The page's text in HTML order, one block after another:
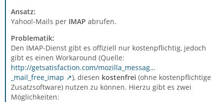
Ansatz:
Yahoo!-Mails per IMAP abrufen.
Problematik:
Den IMAP-Dienst gibt es offiziell nur kostenpflichtig, jedoch
gibt es einen Workaround (Quelle:
http://getsatisfaction.com/mozilla_messag…
_mail_free_imap
), diesen kostenfrei (ohne kostenpflichtige
Zusatzsoftware) nutzen zu können. Hierzu gibt es zwei
Möglichkeiten: